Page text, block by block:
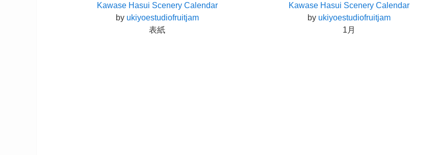
Kawase Hasui Scenery Calendar
by ukiyoestudiofruitjam
表紙
Kawase Hasui Scenery Calendar
by ukiyoestudiofruitjam
1月